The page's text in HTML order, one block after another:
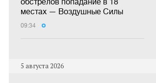
местах — Воздушные Силы
09:34
5 августа 2026